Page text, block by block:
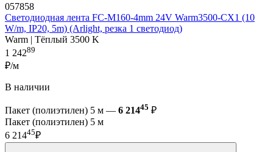
057858
Светодиодная лента FC-M160-4mm 24V Warm3500-CX1 (10
W/m, IP20, 5m) (Arlight, резка 1 светодиод)
Warm | Тёплый 3500 K
1 24289
₽/м
В наличии
Пакет (полиэтилен) 5 м — 6 21445 ₽
Пакет (полиэтилен) 5 м
6 21445₽